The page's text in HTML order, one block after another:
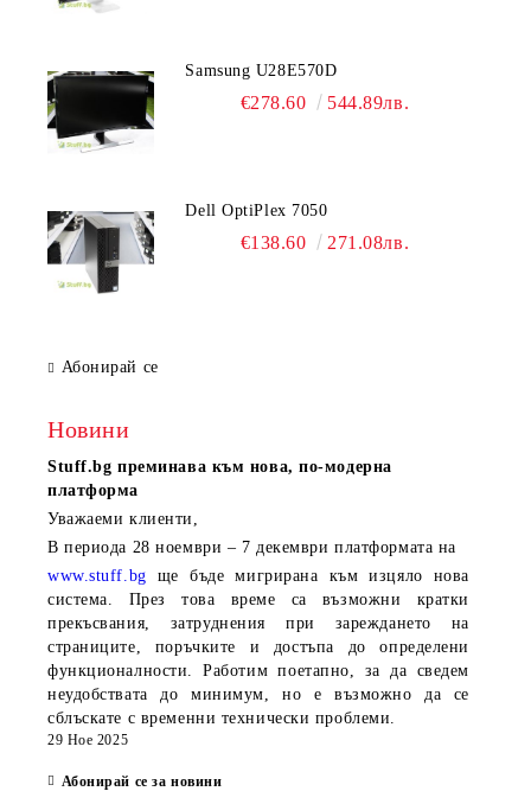
Samsung U28E570D
€278.60 544.89лв.
Dell OptiPlex 7050
€138.60 271.08лв.
Абонирай се
Новини
Stuff.bg преминава към нова, по-модерна
платформа
Уважаеми клиенти,
В периода 28 ноември – 7 декември платформата на
www.stuff.bg ще бъде мигрирана към изцяло нова
система. През това време са възможни кратки
прекъсвания, затруднения при зареждането на
страниците, поръчките и достъпа до определени
функционалности. Работим поетапно, за да сведем
неудобствата до минимум, но е възможно да се
сблъскате с временни технически проблеми.
29 Ное 2025
Абонирай се за новини